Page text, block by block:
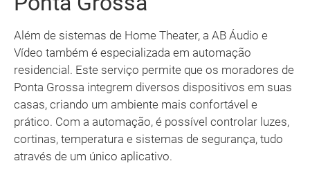
Além de sistemas de Home Theater, a AB Áudio e
Vídeo também é especializada em automação
residencial. Este serviço permite que os moradores de
Ponta Grossa integrem diversos dispositivos em suas
casas, criando um ambiente mais confortável e
prático. Com a automação, é possível controlar luzes,
cortinas, temperatura e sistemas de segurança, tudo
através de um único aplicativo.